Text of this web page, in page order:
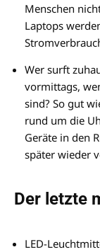
Menschen
Laptops
Wer surft
vormittags,
sind? So gut
rund um die
Geräte in den
später wieder
Der letzte
LED-